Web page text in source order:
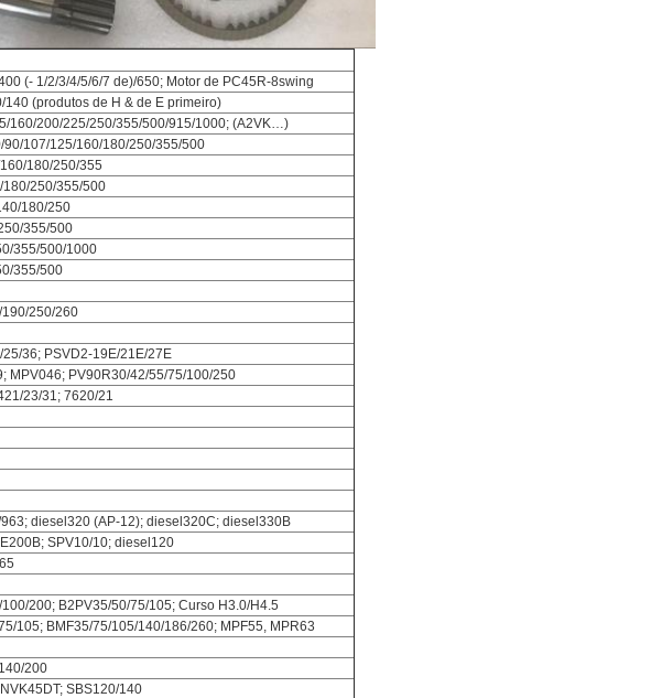
(- 1/2/3/4/5/6/7 de)/650; Motor de PC45R-8swing
(produtos de H & de E primeiro)
160/200/225/250/355/500/915/1000; (A2VK…)
107/125/160/180/250/355/500
180/250/355
180/250/355/500
180/250
355/500
355/500/1000
355/500
250/260
36; PSVD2-19E/21E/27E
MPV046; PV90R30/42/55/75/100/250
23/31; 7620/21
diesel320 (AP-12); diesel320C; diesel330B
SPV10/10; diesel120
200; B2PV35/50/75/105; Curso H3.0/H4.5
105; BMF35/75/105/140/186/260; MPF55, MPR63
200
SBS120/140